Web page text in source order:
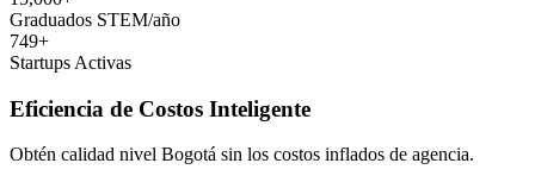
Graduados STEM/año
749+
Startups Activas
Eficiencia de Costos Inteligente
Obtén calidad nivel Bogotá sin los costos inflados de agencia.